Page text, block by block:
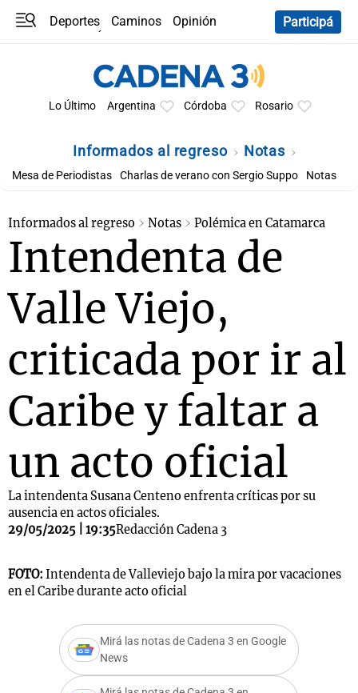
Deportes Caminos
Opinión
Participá
Lo Último Argentina Córdoba Rosario
Informados al regreso Notas
Mesa de Periodistas Charlas de verano con Sergio Suppo Notas
Informados al regreso Notas Polémica en Catamarca
Intendenta de
Valle Viejo,
criticada por ir al
Caribe y faltar a
un acto oficial
La intendenta Susana Centeno enfrenta críticas por su
ausencia en actos oficiales.
29/05/2025 | 19:35Redacción Cadena 3
FOTO: Intendenta de Valleviejo bajo la mira por vacaciones
en el Caribe durante acto oficial
Mirá las notas de Cadena 3 en Google
News